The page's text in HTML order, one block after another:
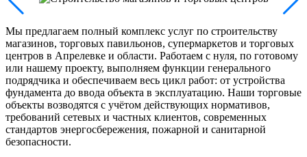
Мы предлагаем полный комплекс услуг по строительству
магазинов, торговых павильонов, супермаркетов и торговых
центров в Апрелевке и области. Работаем с нуля, по готовому
или нашему проекту, выполняем функции генерального
подрядчика и обеспечиваем весь цикл работ: от устройства
фундамента до ввода объекта в эксплуатацию. Наши торговые
объекты возводятся с учётом действующих нормативов,
требований сетевых и частных клиентов, современных
стандартов энергосбережения, пожарной и санитарной
безопасности.